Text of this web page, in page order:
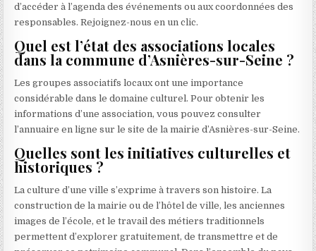
d’accéder à l’agenda des événements ou aux coordonnées des
responsables. Rejoignez-nous en un clic.
Quel est l’état des associations locales
dans la commune d’Asnières-sur-Seine ?
Les groupes associatifs locaux ont une importance
considérable dans le domaine culturel. Pour obtenir les
informations d’une association, vous pouvez consulter
l’annuaire en ligne sur le site de la mairie d’Asnières-sur-Seine.
Quelles sont les initiatives culturelles et
historiques ?
La culture d’une ville s’exprime à travers son histoire. La
construction de la mairie ou de l’hôtel de ville, les anciennes
images de l’école, et le travail des métiers traditionnels
permettent d’explorer gratuitement, de transmettre et de